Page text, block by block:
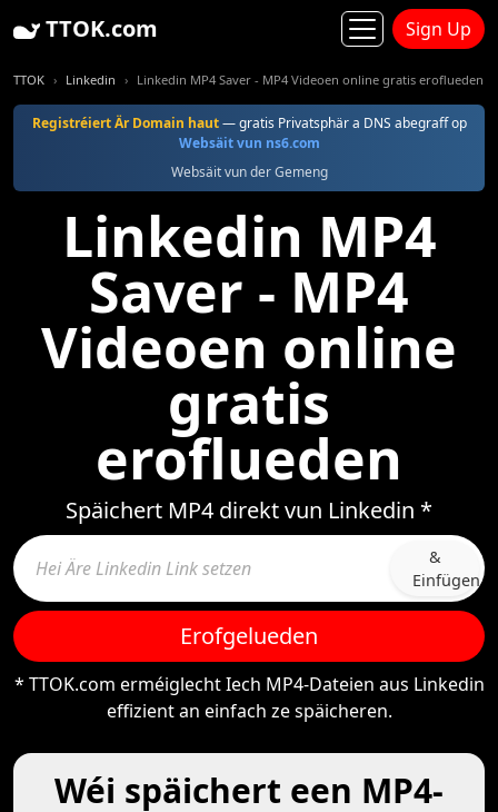
TTOK.com Sign Up
TTOK Linkedin Linkedin MP4 Saver - MP4 Videoen online gratis eroflueden
Registréiert Är Domain haut— gratis Privatsphär a DNS abegraff op
Websäit vun ns6.com
Websäit vun der Gemeng
Linkedin MP4
Saver - MP4
Videoen online
gratis
eroflueden
Späichert MP4 direkt vun Linkedin *
&
Einfügen
Erofgelueden
* TTOK.com erméiglecht Iech MP4-Dateien aus Linkedin
effizient an einfach ze späicheren.
Wéi späichert een MP4-